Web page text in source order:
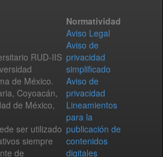
RUD-IIS
de México.
Coyoacán,
de México,
ser utilizado
siempre
de
Normatividad
Aviso Legal
Aviso de
privacidad
simplificado
Aviso de
privacidad
Lineamientos
para la
publicación de
contenidos
digitales